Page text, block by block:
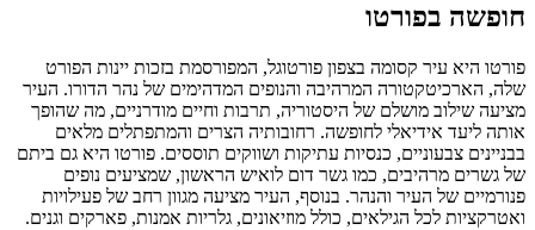
חופשה בפורטו
פורטו היא עיר קסומה בצפון פורטוגל, המפורסמת בזכות יינות הפורט
שלה, הארכיטקטורה המרהיבה והנופים המדהימים של נהר הדורו. העיר
מציעה שילוב מושלם של היסטוריה, תרבות וחיים מודרניים, מה שהופך
אותה ליעד אידיאלי לחופשה. רחובותיה הצרים והמתפתלים מלאים
בבניינים צבעוניים, כנסיות עתיקות ושווקים תוססים. פורטו היא גם ביתם
של גשרים מרהיבים, כמו גשר דום לואיש הראשון, שמציעים נופים
פנורמיים של העיר והנהר. בנוסף, העיר מציעה מגוון רחב של פעילויות
ואטרקציות לכל הגילאים, כולל מוזיאונים, גלריות אמנות, פארקים וגנים.